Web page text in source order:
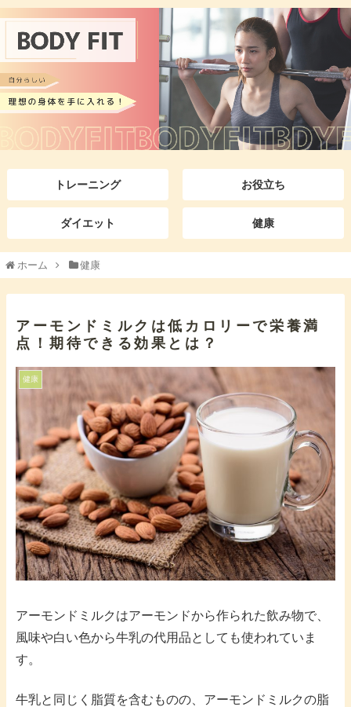
トレーニング お役立ち
ダイエット 健康
ホーム 健康
アーモンドミルクは低カロリーで栄養満
点！期待できる効果とは？
健康
アーモンドミルクはアーモンドから作られた飲み物で、
風味や白い色から牛乳の代用品としても使われていま
す。
牛乳と同じく脂質を含むものの、アーモンドミルクの脂